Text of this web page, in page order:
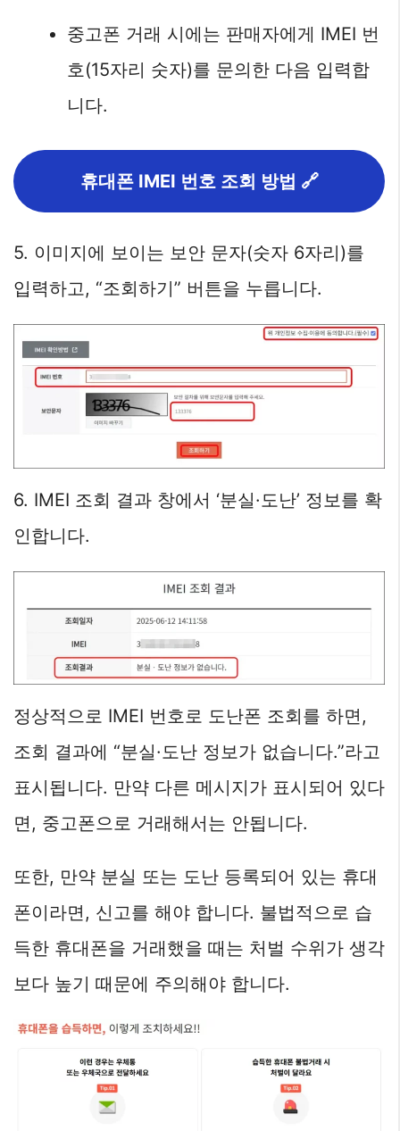
중고폰 거래 시에는 판매자에게 IMEI 번
호(15자리 숫자)를 문의한 다음 입력합
니다.
휴대폰 IMEI 번호 조회 방법 🔗
5. 이미지에 보이는 보안 문자(숫자 6자리)를
입력하고, “조회하기” 버튼을 누릅니다.
6. IMEI 조회 결과 창에서 ‘분실·도난’ 정보를 확
인합니다.
정상적으로 IMEI 번호로 도난폰 조회를 하면,
조회 결과에 “분실·도난 정보가 없습니다.”라고
표시됩니다. 만약 다른 메시지가 표시되어 있다
면, 중고폰으로 거래해서는 안됩니다.
또한, 만약 분실 또는 도난 등록되어 있는 휴대
폰이라면, 신고를 해야 합니다. 불법적으로 습
득한 휴대폰을 거래했을 때는 처벌 수위가 생각
보다 높기 때문에 주의해야 합니다.